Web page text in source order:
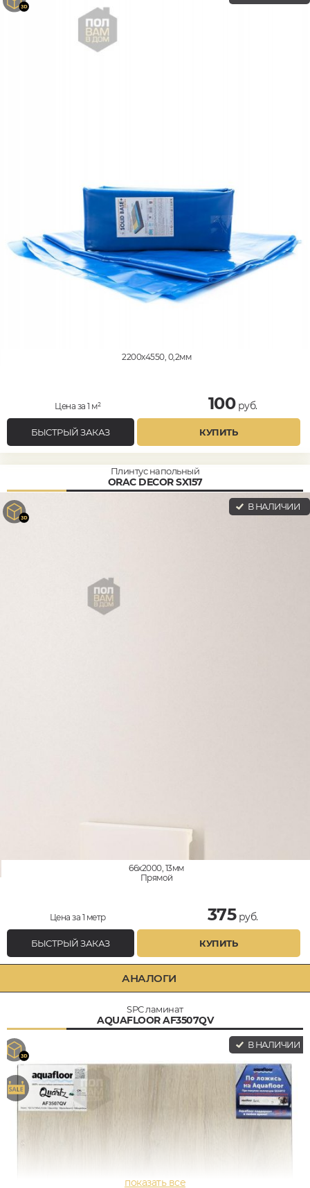
2200x4550, 0,2мм
Цена за 1 м² 100руб.
БЫСТРЫЙ ЗАКАЗ КУПИТЬ
Плинтус напольный
ORAC DECOR SX157
В НАЛИЧИИ
66x2000, 13мм
Прямой
Цена за 1 метр 375руб.
БЫСТРЫЙ ЗАКАЗ КУПИТЬ
АНАЛОГИ
SPC ламинат
AQUAFLOOR AF3507QV
В НАЛИЧИИ